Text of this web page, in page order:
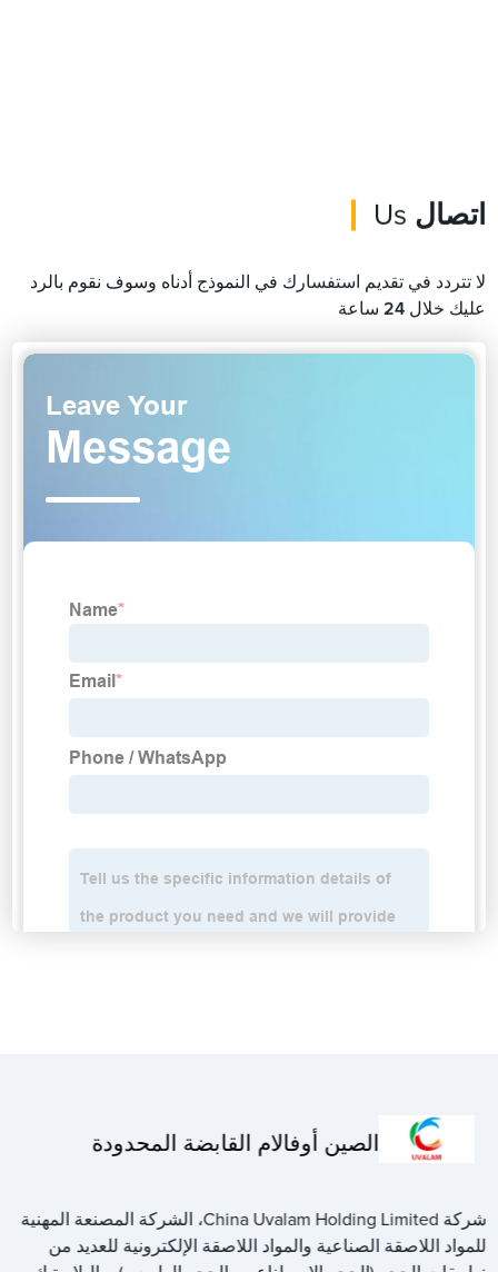
اتصال
لا تتردد في تقديم استفسارك في النموذج أدناه وسوف نقوم بالرد
عليك خلال 24 ساعة
الصين أوفالام القابضة المحدودة
شركة China Uvalam Holding Limited، الشركة المصنعة المهنية
للمواد اللاصقة الصناعية والمواد اللاصقة الإلكترونية للعديد من